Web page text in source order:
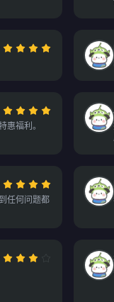
惠福利。
任何问题都